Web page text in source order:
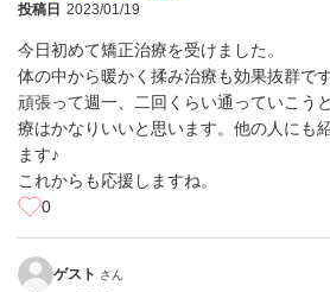
投稿日 2023/01/19
今日初めて矯正治療を受けました。
体の中から暖かく揉み治療も効果抜群です
頑張って週一、二回くらい通っていこう
療はかなりいいと思います。他の人にも
ます♪
これからも応援しますね。
0
ゲスト さん